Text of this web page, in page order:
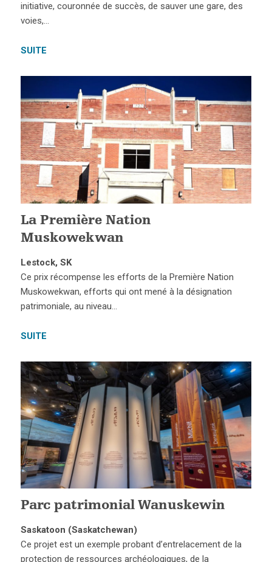
initiative, couronnée de succès, de sauver une gare, des
voies,…
SUITE
La Première Nation
Muskowekwan
Lestock, SK
Ce prix récompense les efforts de la Première Nation
Muskowekwan, efforts qui ont mené à la désignation
patrimoniale, au niveau…
SUITE
Parc patrimonial Wanuskewin
Saskatoon (Saskatchewan)
Ce projet est un exemple probant d’entrelacement de la
protection de ressources archéologiques, de la